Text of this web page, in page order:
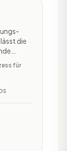
die
in
von
Geld
für